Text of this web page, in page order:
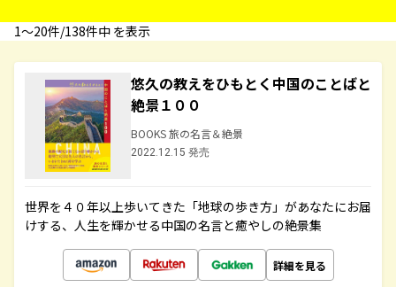
1〜20件/138件中 を表示
悠久の教えをひもとく中国のことばと
絶景１００
BOOKS 旅の名言＆絶景
2022.12.15 発売
世界を４０年以上歩いてきた「地球の歩き方」があなたにお届
けする、人生を輝かせる中国の名言と癒やしの絶景集
詳細を見る